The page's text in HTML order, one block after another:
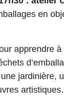
en
apprendre
jardinière,